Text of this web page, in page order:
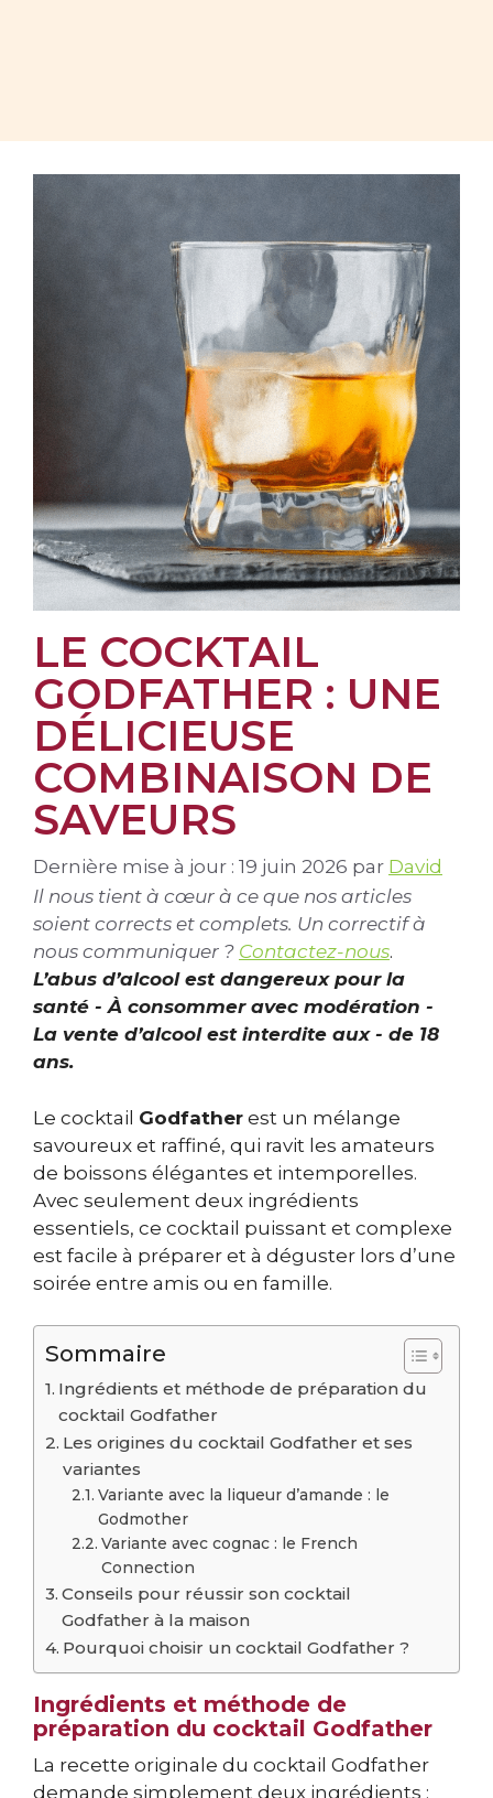
LE COCKTAIL
GODFATHER : UNE
DÉLICIEUSE
COMBINAISON DE
SAVEURS
Dernière mise à jour : 19 juin 2026 par David
Il nous tient à cœur à ce que nos articles
soient corrects et complets. Un correctif à
nous communiquer ? Contactez-nous.
L’abus d’alcool est dangereux pour la
santé - À consommer avec modération -
La vente d’alcool est interdite aux - de 18
ans.
Le cocktail Godfather est un mélange
savoureux et raffiné, qui ravit les amateurs
de boissons élégantes et intemporelles.
Avec seulement deux ingrédients
essentiels, ce cocktail puissant et complexe
est facile à préparer et à déguster lors d’une
soirée entre amis ou en famille.
Sommaire
Ingrédients et méthode de préparation du
cocktail Godfather
Les origines du cocktail Godfather et ses
variantes
Variante avec la liqueur d’amande : le
Godmother
Variante avec cognac : le French
Connection
Conseils pour réussir son cocktail
Godfather à la maison
Pourquoi choisir un cocktail Godfather ?
Ingrédients et méthode de
préparation du cocktail Godfather
La recette originale du cocktail Godfather
demande simplement deux ingrédients :